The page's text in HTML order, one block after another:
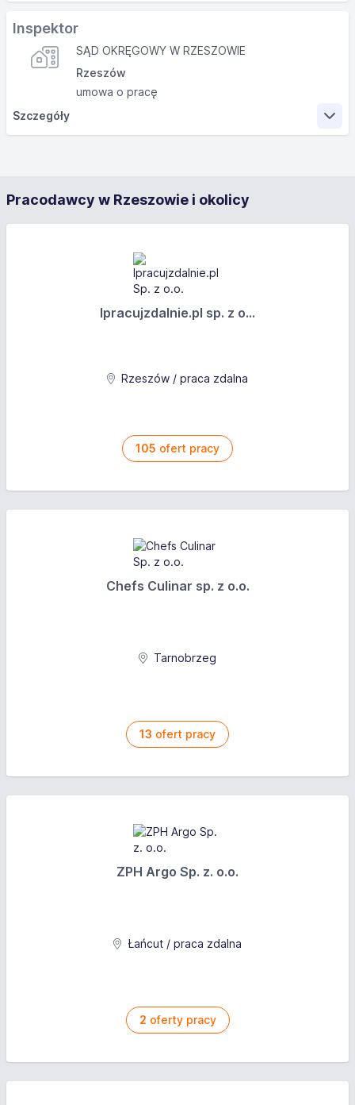
Zakres obowiązków
Wymagania
Wykształcenie: wyższe (w tym licencjat), prawnicze
Inne wymagania:
Inspektor
SĄD OKRĘGOWY W RZESZOWIE
Rzeszów
umowa o pracę
Szczegóły
Wymagania
Wykształcenie: wyższe (w tym licencjat)
Inne wymagania:
Oferujemy
miesięczną
Pracodawcy w Rzeszowie i okolicy
Ipracujzdalnie.pl sp. z o...
Rzeszów / praca zdalna
105 ofert pracy
Chefs Culinar sp. z o.o.
Tarnobrzeg
13 ofert pracy
ZPH Argo Sp. z. o.o.
Łańcut / praca zdalna
2 oferty pracy